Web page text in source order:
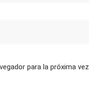
para la próxima vez